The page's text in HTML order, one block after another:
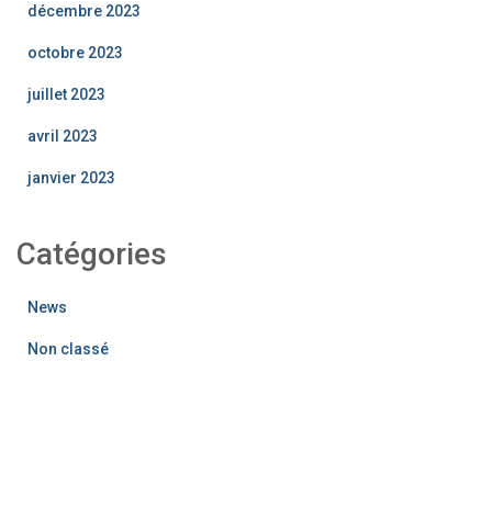
décembre 2023
octobre 2023
juillet 2023
avril 2023
janvier 2023
Catégories
News
Non classé